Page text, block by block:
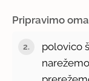
Pripravimo
polovico